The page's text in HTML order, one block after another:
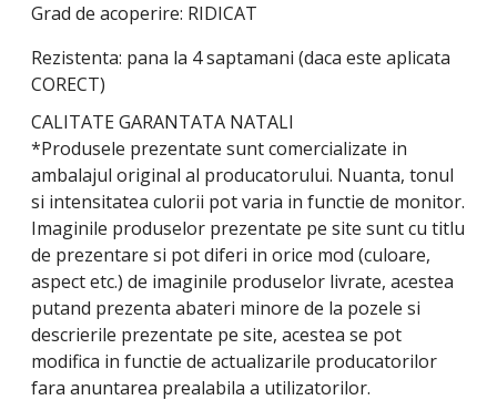
Grad de acoperire: RIDICAT
Rezistenta: pana la 4 saptamani (daca este aplicata
CORECT)
CALITATE GARANTATA NATALI
*Produsele prezentate sunt comercializate in
ambalajul original al producatorului. Nuanta, tonul
si intensitatea culorii pot varia in functie de monitor.
Imaginile produselor prezentate pe site sunt cu titlu
de prezentare si pot diferi in orice mod (culoare,
aspect etc.) de imaginile produselor livrate, acestea
putand prezenta abateri minore de la pozele si
descrierile prezentate pe site, acestea se pot
modifica in functie de actualizarile producatorilor
fara anuntarea prealabila a utilizatorilor.